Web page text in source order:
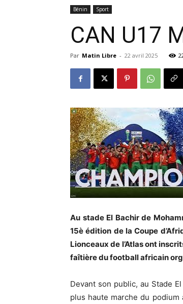
Bénin Sport
CAN U17
Par Matin Libre - 22 avril 2025
Au stade El Bachir de
15è édition de la Coupe
Lionceaux de l’Atlas ont
faîtière du football africain
Devant son public, au Stade
plus haute marche du podium